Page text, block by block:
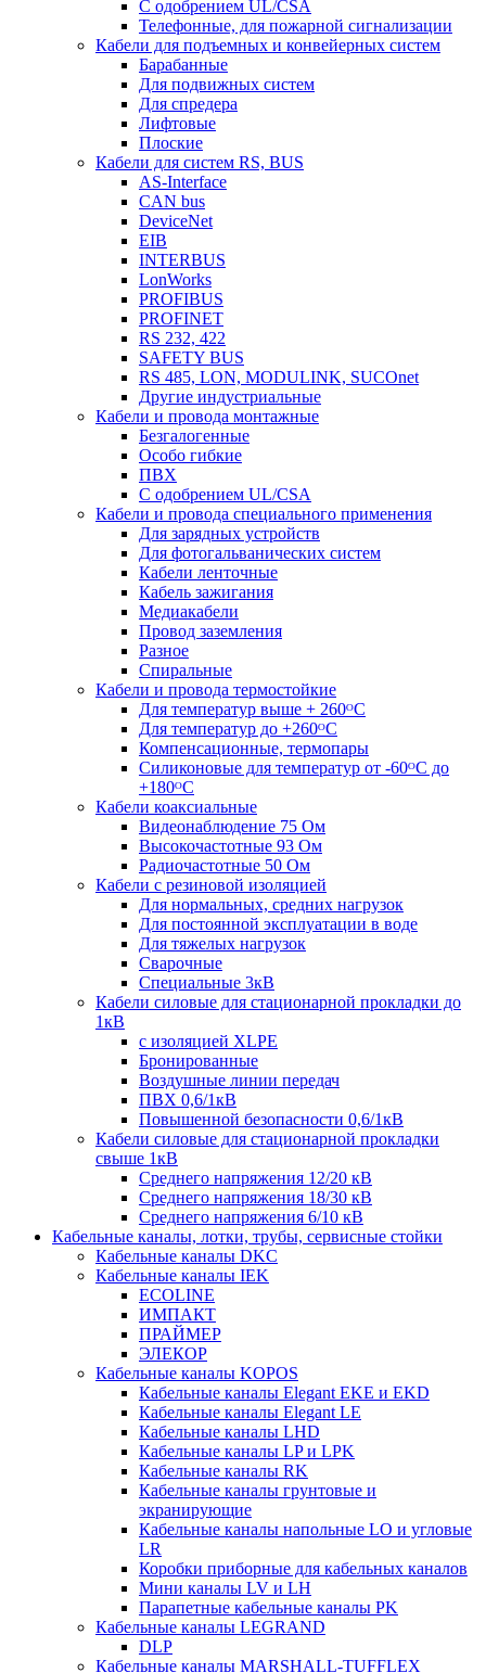
С одобрением UL/CSA
Телефонные, для пожарной сигнализации
Кабели для подъемных и конвейерных систем
Барабанные
Для подвижных систем
Для спредера
Лифтовые
Плоские
Кабели для систем RS, BUS
AS-Interface
CAN bus
DeviceNet
EIB
INTERBUS
LonWorks
PROFIBUS
PROFINET
RS 232, 422
SAFETY BUS
RS 485, LON, MODULINK, SUCOnet
Другие индустриальные
Кабели и провода монтажные
Безгалогенные
Особо гибкие
ПВХ
С одобрением UL/CSA
Кабели и провода специального применения
Для зарядных устройств
Для фотогальванических систем
Кабели ленточные
Кабель зажигания
Медиакабели
Провод заземления
Разное
Спиральные
Кабели и провода термостойкие
Для температур выше + 260ᴼС
Для температур до +260ᴼС
Компенсационные, термопары
Силиконовые для температур от -60ᴼC до
+180ᴼС
Кабели коаксиальные
Видеонаблюдение 75 Ом
Высокочастотные 93 Ом
Радиочастотные 50 Ом
Кабели с резиновой изоляцией
Для нормальных, средних нагрузок
Для постоянной эксплуатации в воде
Для тяжелых нагрузок
Сварочные
Специальные 3кВ
Кабели силовые для стационарной прокладки до
1кВ
c изоляцией XLPE
Бронированные
Воздушные линии передач
ПВХ 0,6/1кВ
Повышенной безопасности 0,6/1кВ
Кабели силовые для стационарной прокладки
свыше 1кВ
Среднего напряжения 12/20 кВ
Среднего напряжения 18/30 кВ
Среднего напряжения 6/10 кВ
Кабельные каналы, лотки, трубы, сервисные стойки
Кабельные каналы DKC
Кабельные каналы IEK
ECOLINE
ИМПАКТ
ПРАЙМЕР
ЭЛЕКОР
Кабельные каналы KOPOS
Кабельные каналы Elegant EKE и EKD
Кабельные каналы Elegant LE
Кабельные каналы LHD
Кабельные каналы LP и LPK
Кабельные каналы RK
Кабельные каналы грунтовые и
экранирующие
Кабельные каналы напольные LO и угловые
LR
Коробки приборные для кабельных каналов
Мини каналы LV и LH
Парапетные кабельные каналы PK
Кабельные каналы LEGRAND
DLP
Кабельные каналы MARSHALL-TUFFLEX